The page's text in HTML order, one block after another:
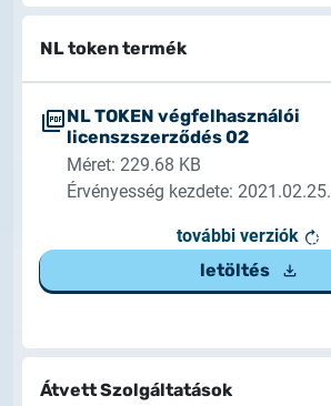
NL token termék
NL TOKEN végfelhasználói
licenszszerződés 02
Méret: 229.68 KB
Érvényesség kezdete: 2021.02.25.
további verziók
letöltés
Átvett Szolgáltatások